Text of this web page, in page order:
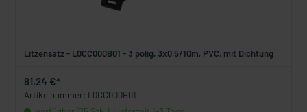
Litzensatz - L0CC000B01 - 3 polig, 3x0,5/10m, PVC, mit Dichtung
81,24 €*
Artikelnummer: L0CC000B01